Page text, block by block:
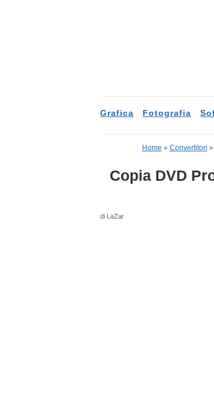
Grafica Fotografia
Home » Convertitori »
Copia DVD
di LaZar